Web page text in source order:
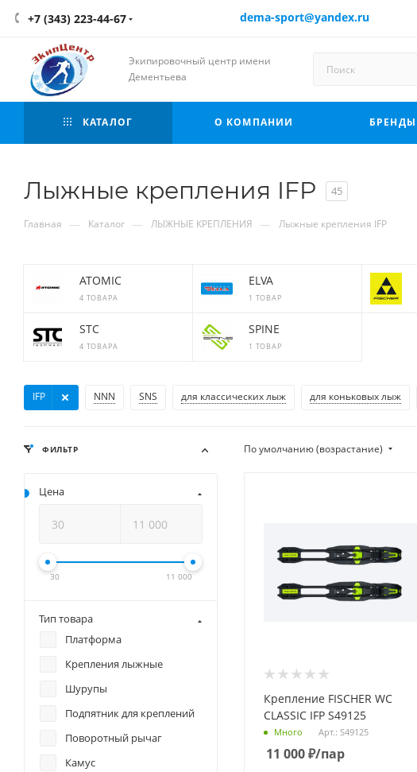
+7 (343) 223-44-67 dema-sport@yandex.ru
Экипировочный центр имени
Дементьева
КАТАЛОГ О КОМПАНИИ БРЕНДЫ
Лыжные крепления IFP 45
Главная — Каталог — ЛЫЖНЫЕ КРЕПЛЕНИЯ — Лыжные крепления IFP
ATOMIC
4 ТОВАРА
ELVA
1 ТОВАР
STC
4 ТОВАРА
SPINE
1 ТОВАР
NNN SNS
IFP для классических лыж для коньковых лыж
По умолчанию (возрастание)
Крепление FISCHER WC
CLASSIC IFP S49125
Много Арт.: S49125
11 000₽/пар
ФИЛЬТР
Цена
30 11 000
Тип товара
Платформа
Крепления лыжные
Шурупы
Подпятник для креплений
Поворотный рычаг
Камус